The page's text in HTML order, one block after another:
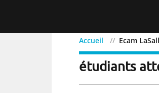
Accueil Ecam
Ecam
étudiants